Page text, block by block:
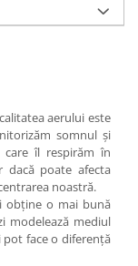
aerului este
somnul și
îl respirăm în
dacă poate afecta
noastră.
obține o mai bună
modelează mediul
face o diferență